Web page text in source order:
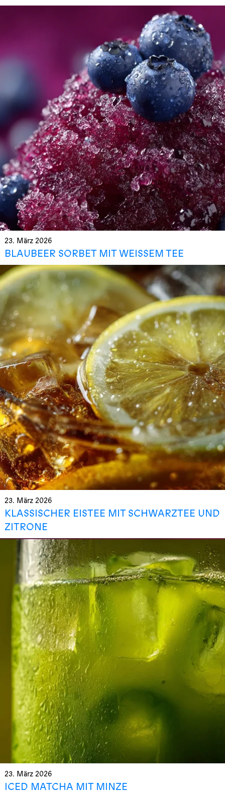
23. März 2026
BLAUBEER SORBET MIT WEISSEM TEE
23. März 2026
KLASSISCHER EISTEE MIT SCHWARZTEE UND
ZITRONE
23. März 2026
ICED MATCHA MIT MINZE